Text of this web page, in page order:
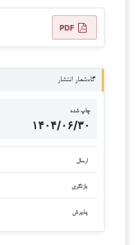
PDF
گاه‌شمار انتشار
چاپ شده
۱۴۰۴/۰۶/۳۰
ارسال
بازنگری
پذیرش